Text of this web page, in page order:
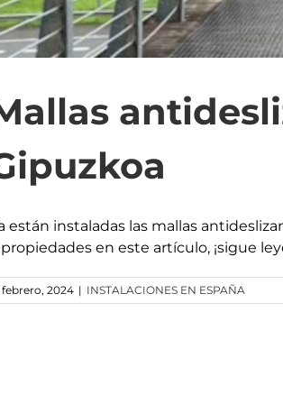
están instaladas las mallas
en este artículo, ¡sigue
febrero, 2024 | INSTALACIONES EN ESPAÑA